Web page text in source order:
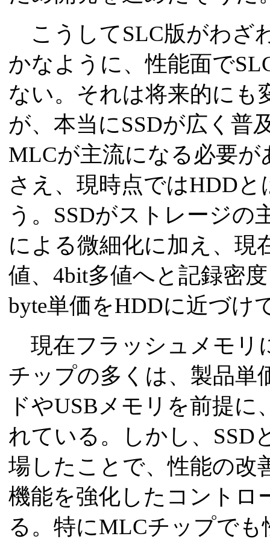
こうしてSLC版がわざ
かなように、性能面で
ない。それは将来的にも
が、本当にSSDが広く普
MLCが主流になる必要
さえ、現時点ではHDD
う。SSDがストレージの
による微細化に加え、現
値、4bit多値へと記録密
byte単価をHDDに近づけ
現在フラッシュメモリ
チップの多くは、製品単
ドやUSBメモリを前提
れている。しかし、SSD
場したことで、性能の改
機能を強化したコントロ
る。特にMLCチップで